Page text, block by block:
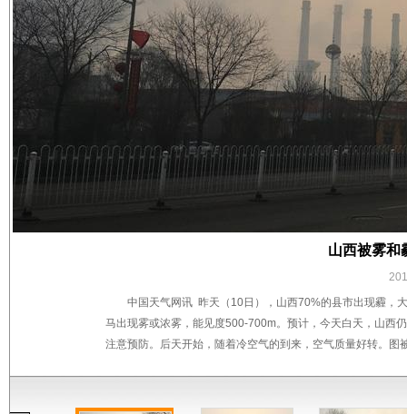
山西被雾和
中国天气网讯 昨天（10日），山西70%的县市出现霾，
马出现雾或浓雾，能见度500-700m。预计，今天白天，山西
注意预防。后天开始，随着冷空气的到来，空气质量好转。